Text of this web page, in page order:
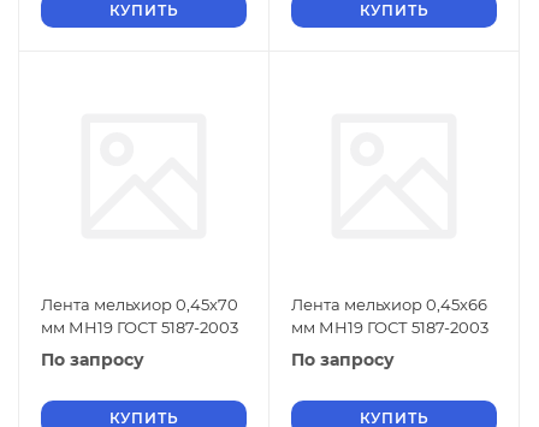
КУПИТЬ КУПИТЬ
Лента мельхиор 0,45х70
мм МН19 ГОСТ 5187-2003
По запросу
КУПИТЬ
Лента мельхиор 0,45х66
мм МН19 ГОСТ 5187-2003
По запросу
КУПИТЬ